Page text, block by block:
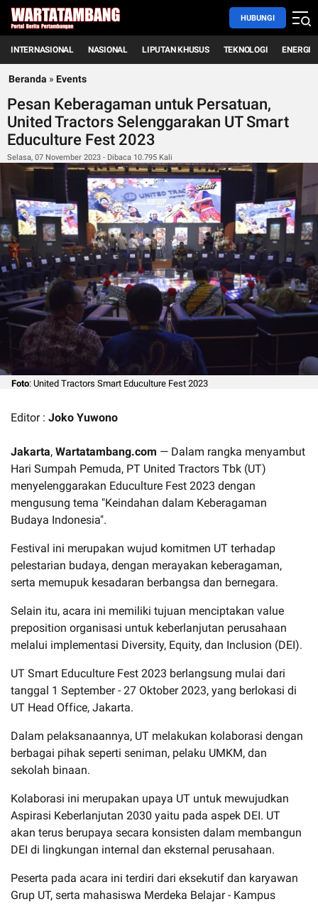
HUBUNGI
INTERNASIONAL NASIONAL LIPUTAN KHUSUS TEKNOLOGI ENERGI
Beranda » Events
Pesan Keberagaman untuk Persatuan,
United Tractors Selenggarakan UT Smart
Educulture Fest 2023
Selasa, 07 November 2023 - Dibaca 10.795 Kali
Foto: United Tractors Smart Educulture Fest 2023
Editor : Joko Yuwono
Jakarta, Wartatambang.com — Dalam rangka menyambut
Hari Sumpah Pemuda, PT United Tractors Tbk (UT)
menyelenggarakan Educulture Fest 2023 dengan
mengusung tema "Keindahan dalam Keberagaman
Budaya Indonesia".
Festival ini merupakan wujud komitmen UT terhadap
pelestarian budaya, dengan merayakan keberagaman,
serta memupuk kesadaran berbangsa dan bernegara.
Selain itu, acara ini memiliki tujuan menciptakan value
preposition organisasi untuk keberlanjutan perusahaan
melalui implementasi Diversity, Equity, dan Inclusion (DEI).
UT Smart Educulture Fest 2023 berlangsung mulai dari
tanggal 1 September - 27 Oktober 2023, yang berlokasi di
UT Head Office, Jakarta.
Dalam pelaksanaannya, UT melakukan kolaborasi dengan
berbagai pihak seperti seniman, pelaku UMKM, dan
sekolah binaan.
Kolaborasi ini merupakan upaya UT untuk mewujudkan
Aspirasi Keberlanjutan 2030 yaitu pada aspek DEI. UT
akan terus berupaya secara konsisten dalam membangun
DEI di lingkungan internal dan eksternal perusahaan.
Peserta pada acara ini terdiri dari eksekutif dan karyawan
Grup UT, serta mahasiswa Merdeka Belajar - Kampus